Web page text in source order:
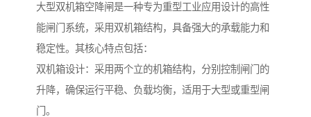
大型双机箱空降闸是一种专为重型工业应用设计的高性
能闸门系统，采用双机箱结构，具备强大的承载能力和
稳定性。其核心特点包括：
双机箱设计：采用两个立的机箱结构，分别控制闸门的
升降，确保运行平稳、负载均衡，适用于大型或重型闸
门。